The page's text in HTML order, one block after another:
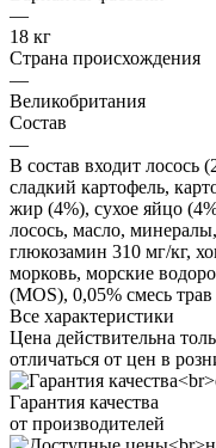
—
18 кг
Страна происхождения
—
Великобритания
Состав
—
В состав входит лосось
сладкий картофель,
жир (4%), сухое яйцо
лосось, масло,
глюкозамин 310 мг/кг,
морковь, морские
(MOS), 0,05% смесь
Все характеристики
Цена действительна
отличаться от цен в
Гарантия качества
от производителей